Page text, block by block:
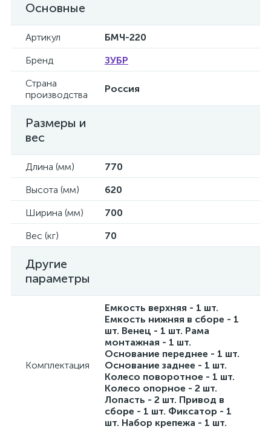
Основные
Артикул
БМЧ-220
Бренд
ЗУБР
Страна
производства
Россия
Размеры и
вес
Длина (мм)
770
Высота (мм)
620
Ширина (мм)
700
Вес (кг)
70
Другие
параметры
Комплектация
Емкость верхняя - 1 шт.
Емкость нижняя в сборе - 1
шт. Венец - 1 шт. Рама
монтажная - 1 шт.
Основание переднее - 1 шт.
Основание заднее - 1 шт.
Колесо поворотное - 1 шт.
Колесо опорное - 2 шт.
Лопасть - 2 шт. Привод в
сборе - 1 шт. Фиксатор - 1
шт. Набор крепежа - 1 шт.